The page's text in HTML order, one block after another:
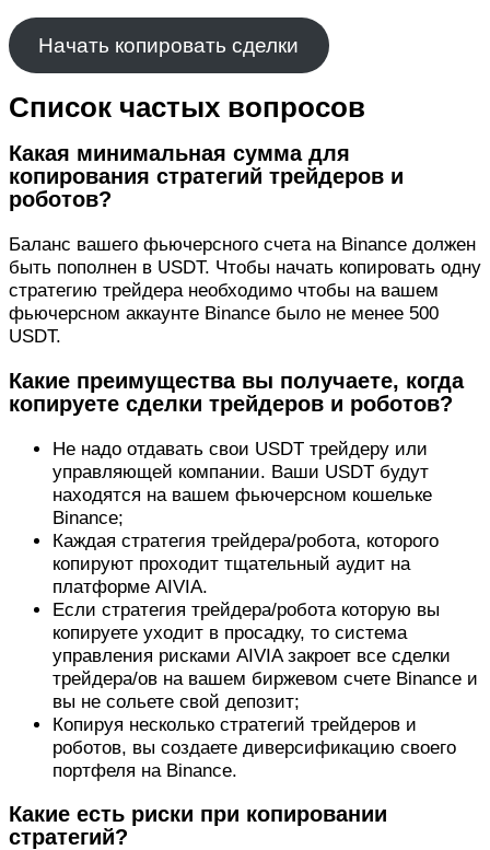
Начать копировать сделки
Список частых вопросов
Какая минимальная сумма для
копирования стратегий трейдеров и
роботов?
Баланс вашего фьючерсного счета на Binance должен
быть пополнен в USDT. Чтобы начать копировать одну
стратегию трейдера необходимо чтобы на вашем
фьючерсном аккаунте Binance было не менее 500
USDT.
Какие преимущества вы получаете, когда
копируете сделки трейдеров и роботов?
Не надо отдавать свои USDT трейдеру или
управляющей компании. Ваши USDT будут
находятся на вашем фьючерсном кошельке
Binance;
Каждая стратегия трейдера/робота, которого
копируют проходит тщательный аудит на
платформе AIVIA.
Если стратегия трейдера/робота которую вы
копируете уходит в просадку, то система
управления рисками AIVIA закроет все сделки
трейдера/ов на вашем биржевом счете Binance и
вы не сольете свой депозит;
Копируя несколько стратегий трейдеров и
роботов, вы создаете диверсификацию своего
портфеля на Binance.
Какие есть риски при копировании
стратегий?